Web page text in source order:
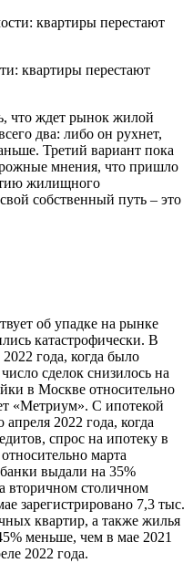
квартиры перестают
что ждет рынок жилой
два: либо он рухнет,
Третий вариант пока
мнения, что пришло
жилищного
собственный путь – это
об упадке на рынке
катастрофически. В
года, когда было
сделок снизилось на
в Москве относительно
«Метриум». С ипотекой
2022 года, когда
спрос на ипотеку в
марта
выдали на 35%
вторичном столичном
зарегистрировано 7,3 тыс.
квартир, а также жилья
меньше, чем в мае 2021
2022 года.